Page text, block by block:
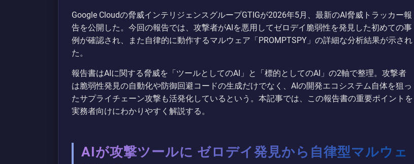
Google Cloudの脅威インテリジェンスグループGTIGが2026年5月、最新のAI脅威トラッカー報
告を公開した。今回の報告では、攻撃者がAIを悪用してゼロデイ脆弱性を発見した初めての事
例が確認され、また自律的に動作するマルウェア「PROMPTSPY」の詳細な分析結果が示され
た。
報告書はAIに関する脅威を「ツールとしてのAI」と「標的としてのAI」の2軸で整理。攻撃者
は脆弱性発見の自動化や防御回避コードの生成だけでなく、AIの開発エコシステム自体を狙っ
たサプライチェーン攻撃も活発化しているという。本記事では、この報告書の重要ポイントを
実務者向けにわかりやすく解説する。
AIが攻撃ツールに ゼロデイ発見から自律型マルウェ